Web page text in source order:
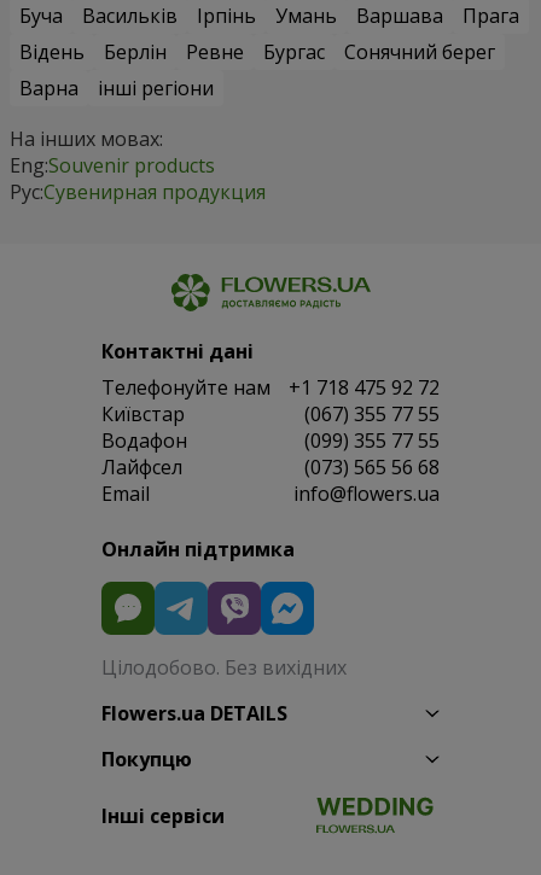
Буча
Васильків Ірпінь Умань Варшава
Прага
Відень
Берлін Ревне Бургас
Сонячний берег
Варна
інші регіони
На інших мовах:
Eng:Souvenir products
Рус:Сувенирная продукция
Контактні дані
Телефонуйте нам
+1 718 475 92 72
Київстар
(067) 355 77 55
Водафон
(099) 355 77 55
Лайфсел
(073) 565 56 68
Email
info@flowers.ua
Онлайн підтримка
Цілодобово. Без вихідних
Flowers.ua DETAILS
Покупцю
Інші сервіси